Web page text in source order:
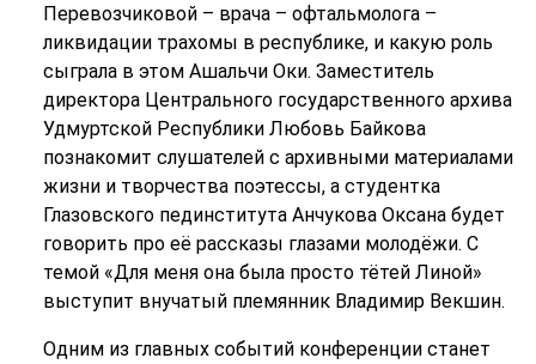
Перевозчиковой – врача – офтальмолога –
ликвидации трахомы в республике, и какую роль
сыграла в этом Ашальчи Оки. Заместитель
директора Центрального государственного архива
Удмуртской Республики Любовь Байкова
познакомит слушателей с архивными материалами
жизни и творчества поэтессы, а студентка
Глазовского пединститута Анчукова Оксана будет
говорить про её рассказы глазами молодёжи. С
темой «Для меня она была просто тётей Линой»
выступит внучатый племянник Владимир Векшин.
Одним из главных событий конференции станет